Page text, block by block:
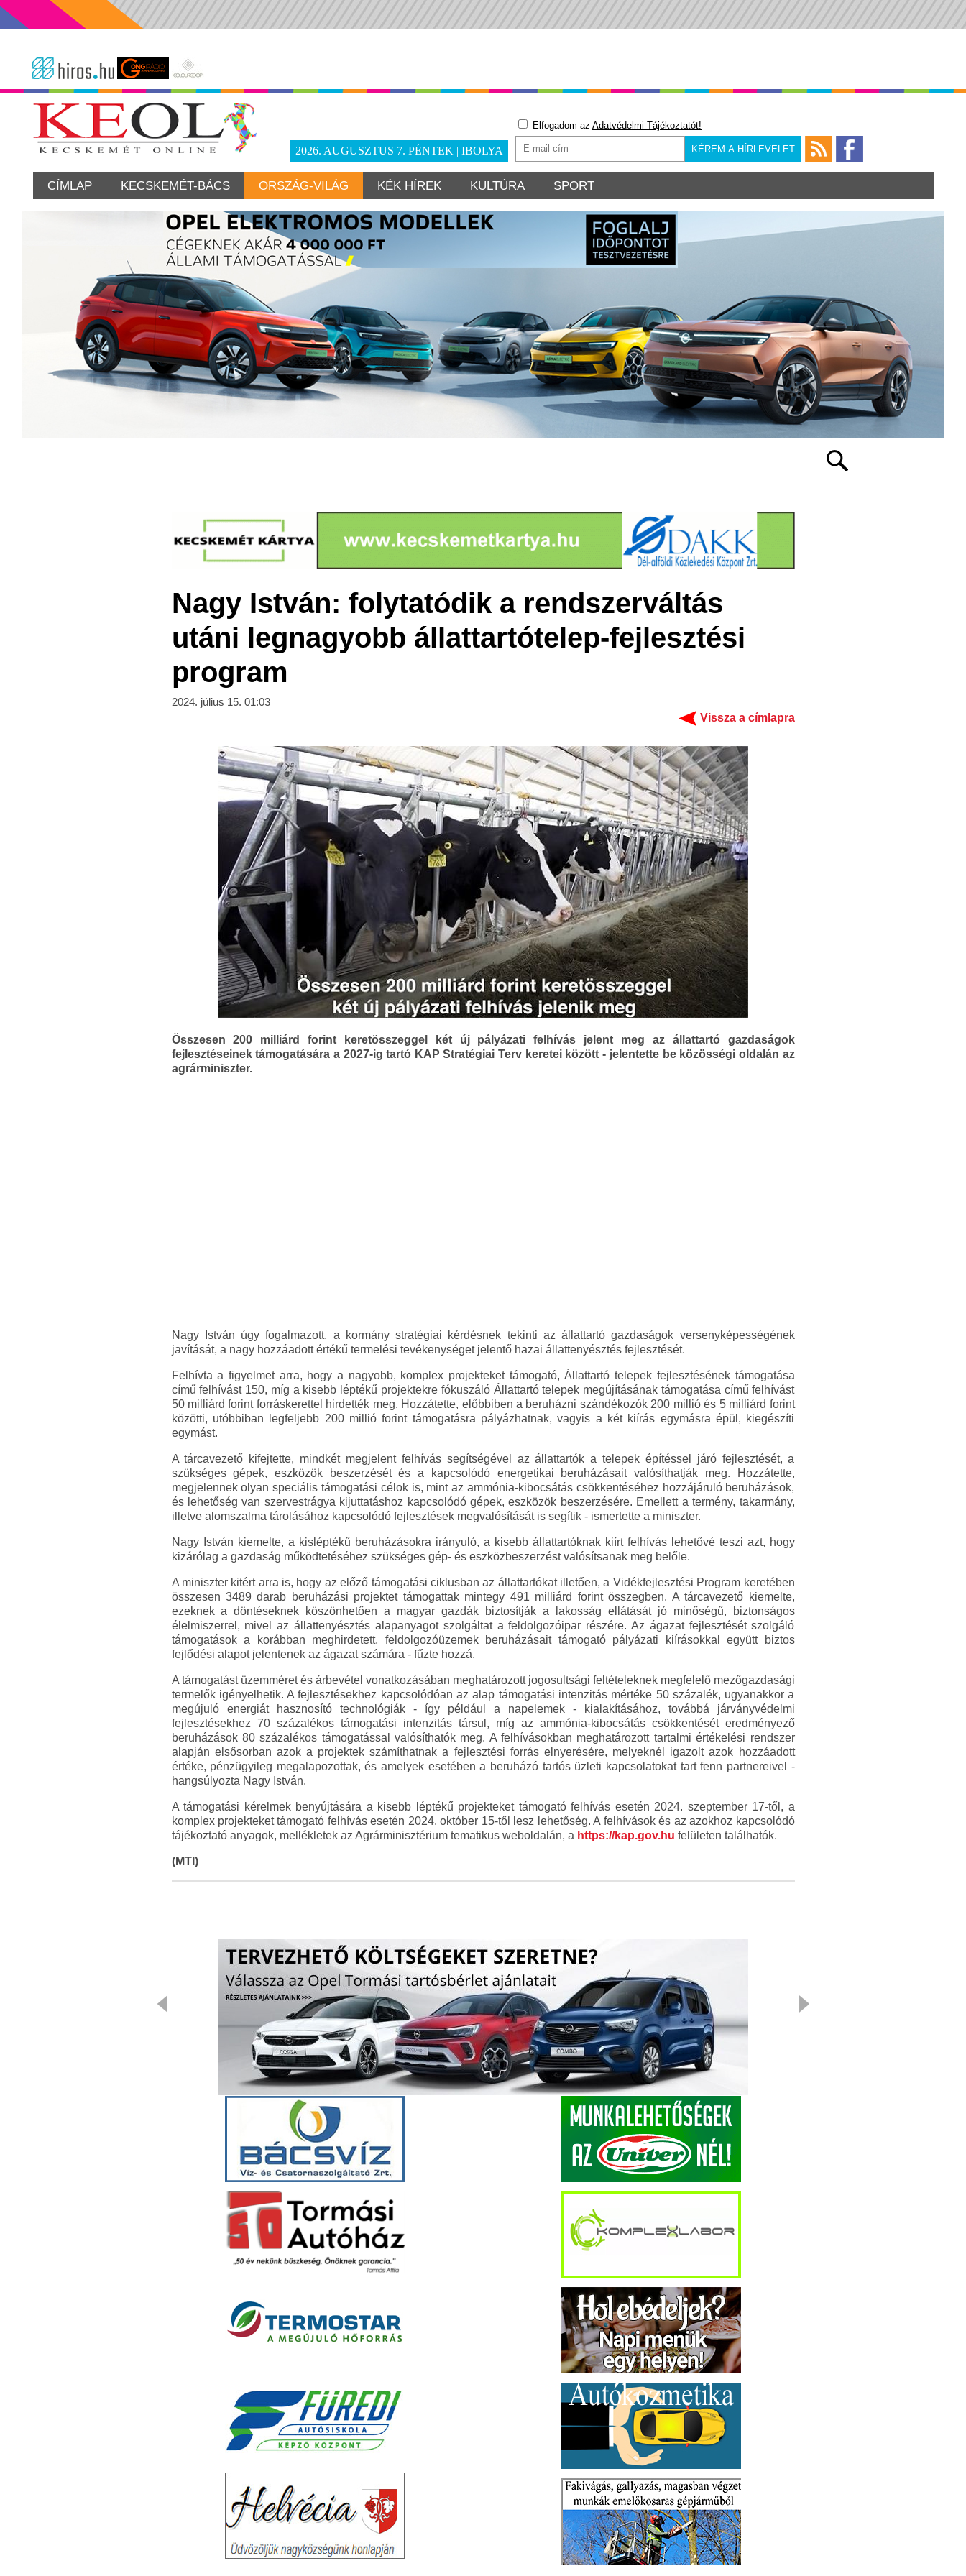
2026. AUGUSZTUS 7. PÉNTEK | IBOLYA
Elfogadom az Adatvédelmi Tájékoztatót!
CÍMLAP KECSKEMÉT-BÁCS ORSZÁG-VILÁG KÉK HÍREK KULTÚRA SPORT
Nagy István: folytatódik a rendszerváltás
utáni legnagyobb állattartótelep-fejlesztési
program
2024. július 15. 01:03
Vissza a címlapra
Összesen 200 milliárd forint keretösszeggel két új pályázati felhívás jelent meg az állattartó gazdaságok
fejlesztéseinek támogatására a 2027-ig tartó KAP Stratégiai Terv keretei között - jelentette be közösségi oldalán az
agrárminiszter.
Nagy István úgy fogalmazott, a kormány stratégiai kérdésnek tekinti az állattartó gazdaságok versenyképességének
javítását, a nagy hozzáadott értékű termelési tevékenységet jelentő hazai állattenyésztés fejlesztését.
Felhívta a figyelmet arra, hogy a nagyobb, komplex projekteket támogató, Állattartó telepek fejlesztésének támogatása
című felhívást 150, míg a kisebb léptékű projektekre fókuszáló Állattartó telepek megújításának támogatása című felhívást
50 milliárd forint forráskerettel hirdették meg. Hozzátette, előbbiben a beruházni szándékozók 200 millió és 5 milliárd forint
közötti, utóbbiban legfeljebb 200 millió forint támogatásra pályázhatnak, vagyis a két kiírás egymásra épül, kiegészíti
egymást.
A tárcavezető kifejtette, mindkét megjelent felhívás segítségével az állattartók a telepek építéssel járó fejlesztését, a
szükséges gépek, eszközök beszerzését és a kapcsolódó energetikai beruházásait valósíthatják meg. Hozzátette,
megjelennek olyan speciális támogatási célok is, mint az ammónia-kibocsátás csökkentéséhez hozzájáruló beruházások,
és lehetőség van szervestrágya kijuttatáshoz kapcsolódó gépek, eszközök beszerzésére. Emellett a termény, takarmány,
illetve alomszalma tárolásához kapcsolódó fejlesztések megvalósítását is segítik - ismertette a miniszter.
Nagy István kiemelte, a kisléptékű beruházásokra irányuló, a kisebb állattartóknak kiírt felhívás lehetővé teszi azt, hogy
kizárólag a gazdaság működtetéséhez szükséges gép- és eszközbeszerzést valósítsanak meg belőle.
A miniszter kitért arra is, hogy az előző támogatási ciklusban az állattartókat illetően, a Vidékfejlesztési Program keretében
összesen 3489 darab beruházási projektet támogattak mintegy 491 milliárd forint összegben. A tárcavezető kiemelte,
ezeknek a döntéseknek köszönhetően a magyar gazdák biztosítják a lakosság ellátását jó minőségű, biztonságos
élelmiszerrel, mivel az állattenyésztés alapanyagot szolgáltat a feldolgozóipar részére. Az ágazat fejlesztését szolgáló
támogatások a korábban meghirdetett, feldolgozóüzemek beruházásait támogató pályázati kiírásokkal együtt biztos
fejlődési alapot jelentenek az ágazat számára - fűzte hozzá.
A támogatást üzemméret és árbevétel vonatkozásában meghatározott jogosultsági feltételeknek megfelelő mezőgazdasági
termelők igényelhetik. A fejlesztésekhez kapcsolódóan az alap támogatási intenzitás mértéke 50 százalék, ugyanakkor a
megújuló energiát hasznosító technológiák - így például a napelemek - kialakításához, továbbá járványvédelmi
fejlesztésekhez 70 százalékos támogatási intenzitás társul, míg az ammónia-kibocsátás csökkentését eredményező
beruházások 80 százalékos támogatással valósíthatók meg. A felhívásokban meghatározott tartalmi értékelési rendszer
alapján elsősorban azok a projektek számíthatnak a fejlesztési forrás elnyerésére, melyeknél igazolt azok hozzáadott
értéke, pénzügyileg megalapozottak, és amelyek esetében a beruházó tartós üzleti kapcsolatokat tart fenn partnereivel -
hangsúlyozta Nagy István.
A támogatási kérelmek benyújtására a kisebb léptékű projekteket támogató felhívás esetén 2024. szeptember 17-től, a
komplex projekteket támogató felhívás esetén 2024. október 15-től lesz lehetőség. A felhívások és az azokhoz kapcsolódó
tájékoztató anyagok, mellékletek az Agrárminisztérium tematikus weboldalán, a https://kap.gov.hu felületen találhatók.
(MTI)